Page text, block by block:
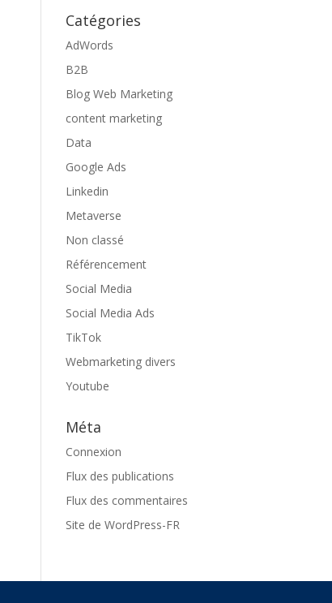
Catégories
AdWords
B2B
Blog Web Marketing
content marketing
Data
Google Ads
Linkedin
Metaverse
Non classé
Référencement
Social Media
Social Media Ads
TikTok
Webmarketing divers
Youtube
Méta
Connexion
Flux des publications
Flux des commentaires
Site de WordPress-FR